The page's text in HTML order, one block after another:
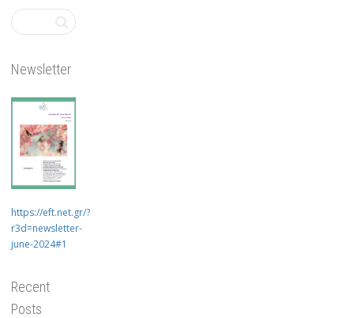
Newsletter
https://eft.net.gr/?
r3d=newsletter-
june-2024#1
Recent
Posts